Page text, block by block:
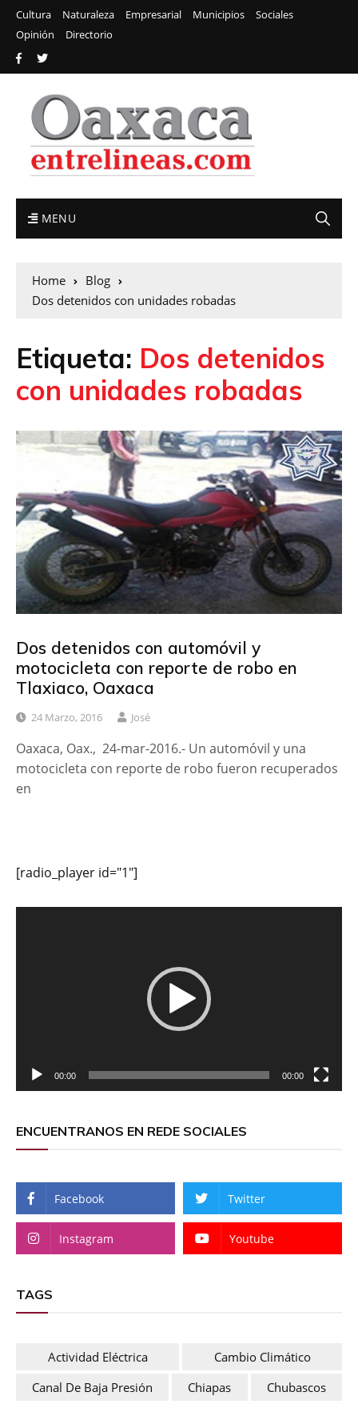
Cultura Naturaleza Empresarial Municipios
Sociales
Opinión
Directorio
MENU
Home
Blog
Dos detenidos con unidades robadas
Etiqueta: Dos detenidos
con unidades robadas
Dos detenidos con automóvil y
motocicleta con reporte de robo en
Tlaxiaco, Oaxaca
24 Marzo, 2016 José
Oaxaca, Oax., 24-mar-2016.- Un automóvil y una
motocicleta con reporte de robo fueron recuperados
en
[radio_player id="1"]
00:00 00:00
ENCUENTRANOS EN REDE SOCIALES
Facebook Twitter
Instagram Youtube
TAGS
Actividad Eléctrica
Cambio Climático
Canal De Baja Presión
Chiapas
Chubascos